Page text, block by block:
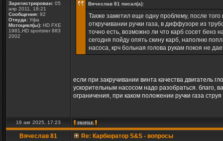
Зарегистрирован: 05
апр 2011, 18:21
Сообщения: 92
Откуда: Уфа
Мотоцикл(ы): HD FXE
1981,HD sportster 883
2002
Вячеслав 81 писал(а):
Также заметил еще одну проблему, после
откручивании ручки газа, в диффузоре из
точно есть, возможно ли что карб сосет бенз
сегодня пойду опять скину карб, наполню
насоса, крч больная голова рукам покоя не
если при закручивании винта качества двигатель
ускорительным насосом надо разобраться. благо,
ограничения, при каком положении ручки газа
19 авг 2025, 17:23
Вячеслав 81
Re: Карбюратор S&S - вопросы